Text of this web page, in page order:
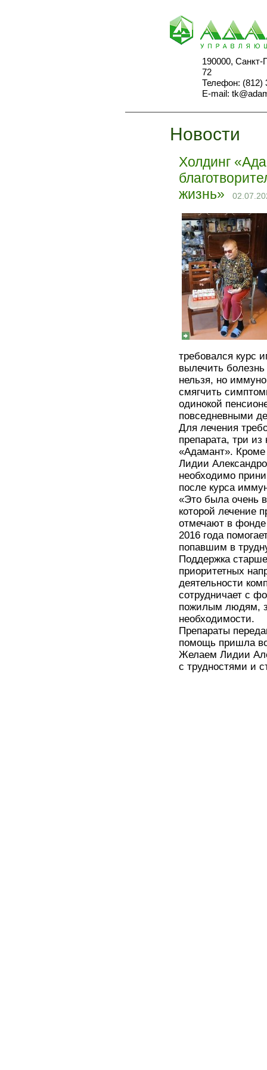
190000, Санкт-
72
Телефон: (812)
E-mail:
Новости
Холдинг
жизнь»
требовался курс
вылечить
нельзя, но
смягчить
одинокой
повседневными
Для лечения
препарата, три
«Адамант». Кроме
Лидии
необходимо
после курса
«Это была очень
которой лечение
отмечают в
2016 года
попавшим в
Поддержка
приоритетных
деятельности
сотрудничает с
пожилым людям,
необходимости.
Препараты
помощь пришла
Желаем Лидии
с трудностями и